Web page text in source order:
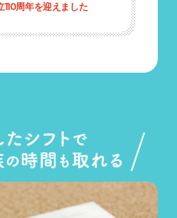
110周年を迎えました